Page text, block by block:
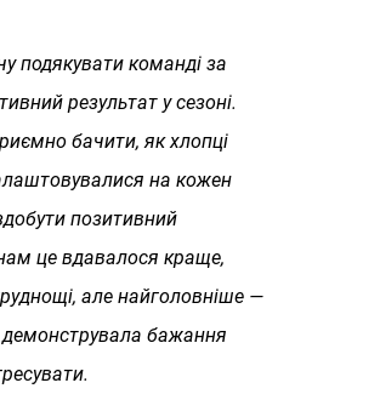
подякувати команді за
результат у сезоні.
бачити, як хлопці
на кожен
позитивний
це вдавалося краще,
але найголовніше —
бажання